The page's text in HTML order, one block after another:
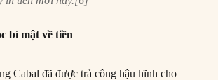
bí mật về tiền
Cabal đã được trả công hậu hĩnh cho